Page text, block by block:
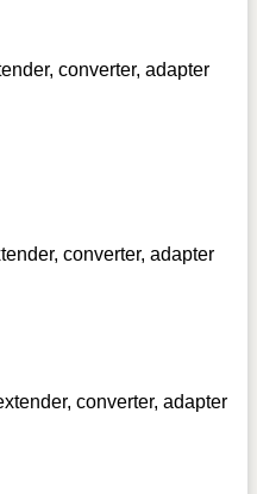
converter, adapter
converter, adapter
converter, adapter